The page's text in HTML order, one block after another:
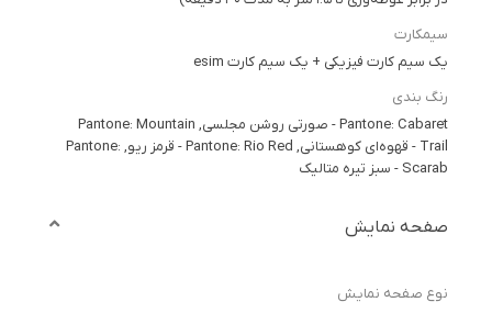
سیمکارت
یک سیم کارت فیزیکی + یک سیم کارت esim
رنگ بندی
Pantone: Cabaret - صورتی روشن مجلسی, Pantone: Mountain
Trail - قهوه‌ای کوهستانی, Pantone: Rio Red - قرمز ریو, Pantone:
Scarab - سبز تیره متالیک
صفحه نمایش
نوع صفحه نمایش